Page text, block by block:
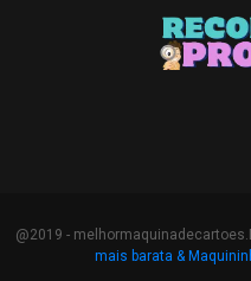
@2019 -
mais barata &